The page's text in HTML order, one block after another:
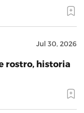
Jul 30, 2026
rostro, historia